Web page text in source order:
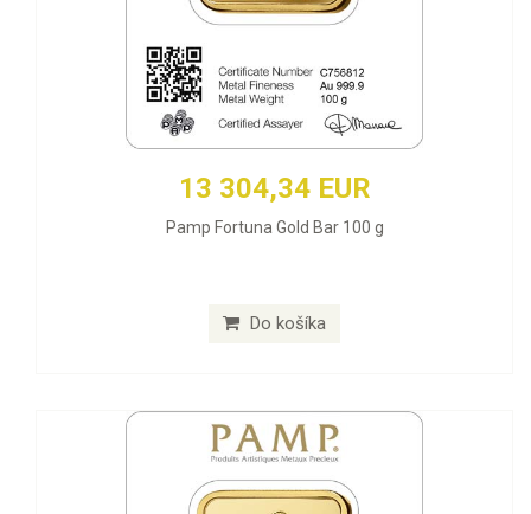
13 304,34 EUR
Pamp Fortuna Gold Bar 100 g
Do košíka